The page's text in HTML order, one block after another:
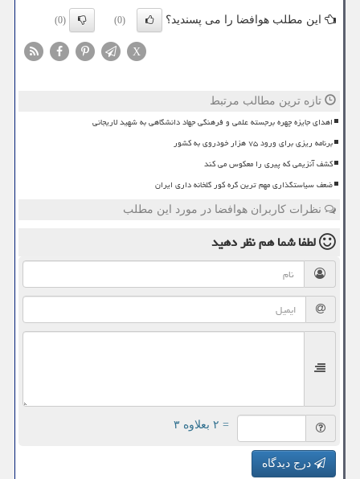
این مطلب هوافضا را می پسندید؟ (0)
(0)
X
تازه ترین مطالب مرتبط
اهدای جایزه چهره برجسته علمی و فرهنگی جهاد دانشگاهی به شهید لاریجانی
برنامه ریزی برای ورود ۷۵ هزار خودروی به کشور
کشف آنزیمی که پیری را معکوس می کند
ضعف سیاستگذاری مهم ترین گره کور گلخانه داری ایران
نظرات کاربران هوافضا در مورد این مطلب
لطفا شما همنظر دهید
= ۲ بعلاوه ۳
درج دیدگاه